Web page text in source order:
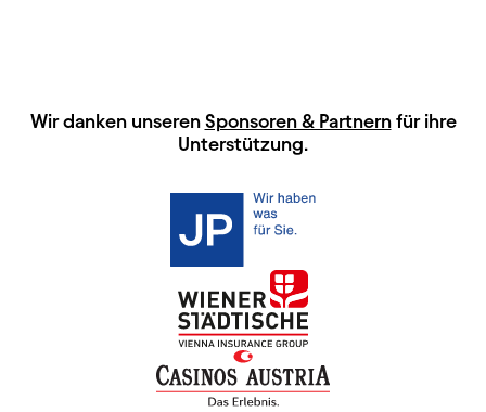
HAUPTSPONSOREN
Wir danken unseren Sponsoren & Partnernfür ihre
Unterstützung.